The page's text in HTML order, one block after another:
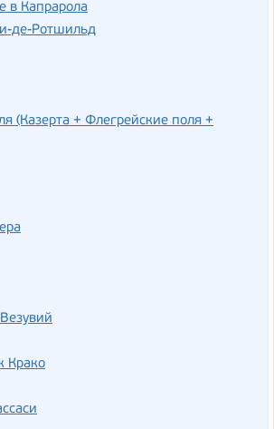
в Капрарола
де-Ротшильд
(Казерта + Флегрейские поля +
Крако